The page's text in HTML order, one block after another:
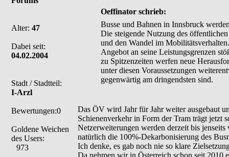
Alter: 47
Dabei seit:
04.02.2004
Stadt / Stadtteil:
I-Arzl
Bewertungen:0
Goldene Weichen
des Users:
973
Oeffinator schrieb:
Busse und Bahnen in Innsbruck
Die steigende Nutzung des
und den Wandel im
Angebot an seine Leistungsgrenzen
zu Spitzenzeiten werfen neue
unter diesen Voraussetzungen
gegenwärtig am dringendsten sind.
Das ÖV wird Jahr für Jahr weiter ausgebaut
Schienenverkehr in Form der Tram trägt jetzt
Netzerweiterungen werden derzeit bis
natürlich die 100%-Dekarbonisierung des
Ich denke, es gab noch nie so klare
Da nehmen wir in Österreich schon seit